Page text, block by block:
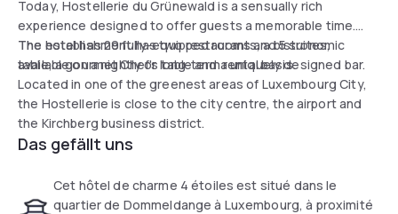
Today, Hostellerie du Grünewald is a sensually rich
experience designed to offer guests a memorable time.
The hotel has 29 fully-equipped rooms and 5 suites,
available on a nightly or long-term rental basis.
The establishment has two restaurants, a bistronomic
table, a gourmet Chef's table and a uniquely designed bar.
Located in one of the greenest areas of Luxembourg City,
the Hostellerie is close to the city centre, the airport and
the Kirchberg business district.
Das gefällt uns
Cet hôtel de charme 4 étoiles est situé dans le
quartier de Dommeldange à Luxembourg, à proximité